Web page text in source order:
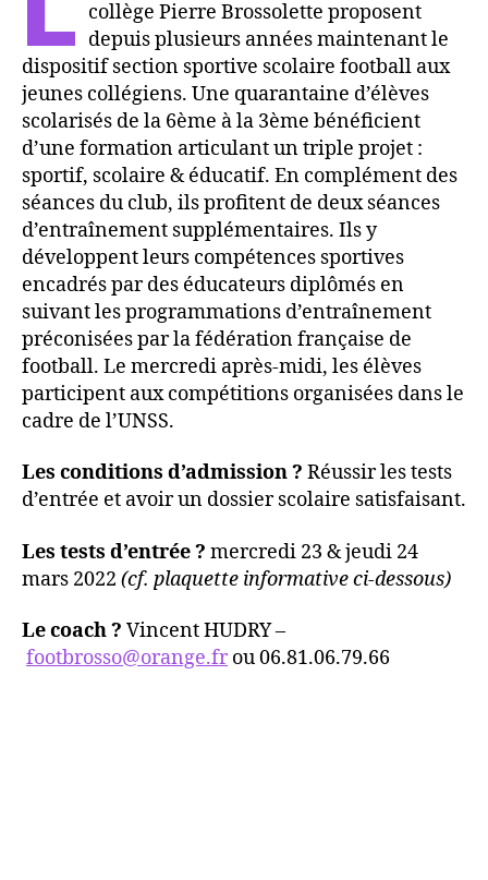
collège Pierre Brossolette proposent
depuis plusieurs années maintenant le
dispositif section sportive scolaire football aux
jeunes collégiens. Une quarantaine d’élèves
scolarisés de la 6ème à la 3ème bénéficient
d’une formation articulant un triple projet :
sportif, scolaire & éducatif. En complément des
séances du club, ils profitent de deux séances
d’entraînement supplémentaires. Ils y
développent leurs compétences sportives
encadrés par des éducateurs diplômés en
suivant les programmations d’entraînement
préconisées par la fédération française de
football. Le mercredi après-midi, les élèves
participent aux compétitions organisées dans le
cadre de l’UNSS.
Les conditions d’admission ? Réussir les tests
d’entrée et avoir un dossier scolaire satisfaisant.
Les tests d’entrée ? mercredi 23 & jeudi 24
mars 2022 (cf. plaquette informative ci-dessous)
Le coach ? Vincent HUDRY –
footbrosso@orange.fr ou 06.81.06.79.66